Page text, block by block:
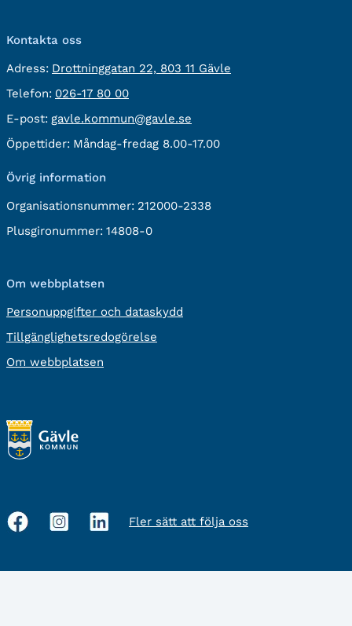
Kontakta oss
Adress: besöksadress:
Drottninggatan 22, 803 11 Gävle
Telefon: Telefon:
026-17 80 00
E-post: E-
post:
gavle.kommun@gavle.se
Öppettider: Måndag-fredag 8.00-17.00
Övrig information
Organisationsnummer: 212000-2338
Plusgironummer: 14808-0
Om webbplatsen
Personuppgifter och dataskydd
Tillgänglighetsredogörelse
Om webbplatsen
Sociala
Fler sätt att följa oss